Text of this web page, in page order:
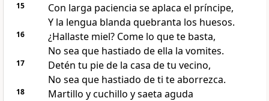
15
Con larga paciencia se aplaca el príncipe,
Y la lengua blanda quebranta los huesos.
16
¿Hallaste miel? Come lo que te basta,
No sea que hastiado de ella la vomites.
17
Detén tu pie de la casa de tu vecino,
No sea que hastiado de ti te aborrezca.
18
Martillo y cuchillo y saeta aguda